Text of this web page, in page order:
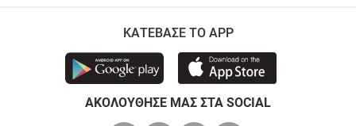
ΚΑΤΕΒΑΣΕ ΤΟ APP
ΑΚΟΛΟΥΘΗΣΕ ΜΑΣ ΣΤΑ SOCIAL